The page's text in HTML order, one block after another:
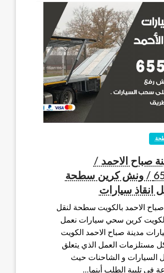
صباح الاحمد /
65557275 / ونش كرين سطحة
سيارات
الاحمد بالكويت سطحة لنقل
كرين سحي سيارات نعمل
مدينة صباح الاحمد الكويت
مستلزمات العمل الذي يتعلق
السيارات و الشاحنات حيث
في تلبية الطلب أينما…